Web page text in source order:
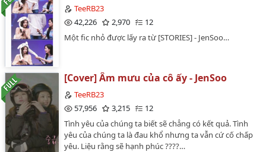
TeeRB23
42,226
2,970
12
Một fic nhỏ được lấy ra từ [STORIES] - JenSoo…
[Cover] Âm mưu của cô ấy - JenSoo
TeeRB23
57,956
3,215
12
Tình yêu của chúng ta biết sẽ chẳng có kết quả. Tình
yêu của chúng ta là đau khổ nhưng ta vẫn cứ cố chấp
yêu. Liệu rằng sẽ hạnh phúc ????…